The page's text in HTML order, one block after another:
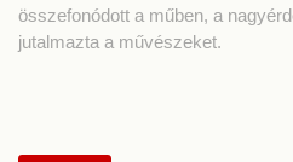
összefonódott a műben, a
jutalmazta a művészeket.